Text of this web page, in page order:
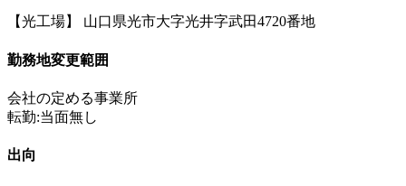
【光工場】 山口県光市大字光井字武田4720番地
勤務地変更範囲
会社の定める事業所
転勤:当面無し
出向